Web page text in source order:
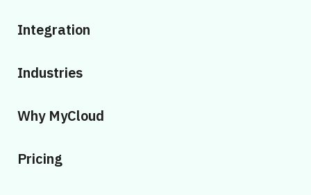
Integration
Industries
Why MyCloud
Pricing